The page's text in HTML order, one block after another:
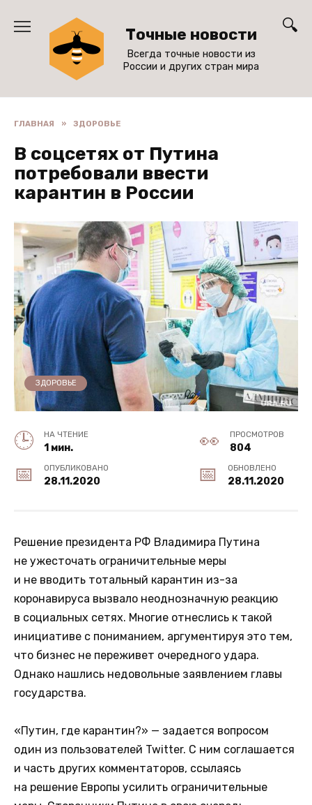
содержанию
Точные новости
Всегда точные новости из
России и других стран мира
ГЛАВНАЯ » ЗДОРОВЬЕ
В соцсетях от Путина
потребовали ввести
карантин в России
ЗДОРОВЬЕ
НА ЧТЕНИЕ
1 мин.
ПРОСМОТРОВ
804
ОПУБЛИКОВАНО
28.11.2020
ОБНОВЛЕНО
28.11.2020
Решение президента РФ Владимира Путина
не ужесточать ограничительные меры
и не вводить тотальный карантин из-за
коронавируса вызвало неоднозначную реакцию
в социальных сетях. Многие отнеслись к такой
инициативе с пониманием, аргументируя это тем,
что бизнес не переживет очередного удара.
Однако нашлись недовольные заявлением главы
государства.
«Путин, где карантин?» — задается вопросом
один из пользователей Twitter. С ним соглашается
и часть других комментаторов, ссылаясь
на решение Европы усилить ограничительные